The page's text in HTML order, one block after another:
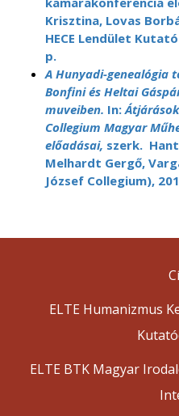
Krisztina, Lovas
HECE Lendület
p.
A Hunyadi-genealógia
Bonfini és Heltai
muveiben. In:
Collegium Magyar
előadásai, szerk.
Melhardt Gergő,
József Collegium),
ELTE Humanizmus
ELTE BTK Magyar